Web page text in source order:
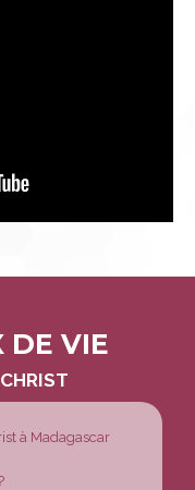
DE VIE
à Madagascar